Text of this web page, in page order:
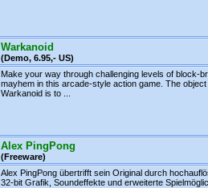
Warkanoid
(Demo, 6.95,- US)
Make your way through challenging levels of block-
mayhem in this arcade-style action game. The object
Warkanoid is to ...
Alex PingPong
(Freeware)
Alex PingPong übertrifft sein Original durch
32-bit Grafik, Soundeffekte und erweiterte